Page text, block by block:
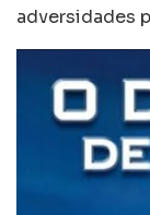
adversidades